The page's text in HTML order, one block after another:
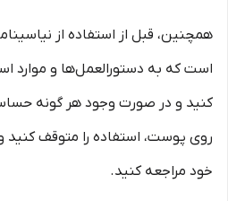
است که به دستورالعمل‌ها و موارد
کنید و در صورت وجود هر گونه
روی پوست، استفاده را متوقف
خود مراجعه کنید.